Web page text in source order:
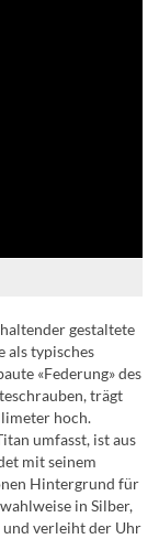
gestaltete
als typisches
«Federung» des
trägt
hoch.
umfasst, ist aus
mit seinem
Hintergrund für
in Silber,
und verleiht der Uhr